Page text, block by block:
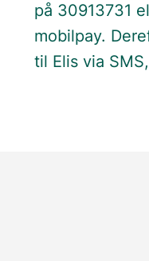
på 30913731
mobilpay.
til Elis via